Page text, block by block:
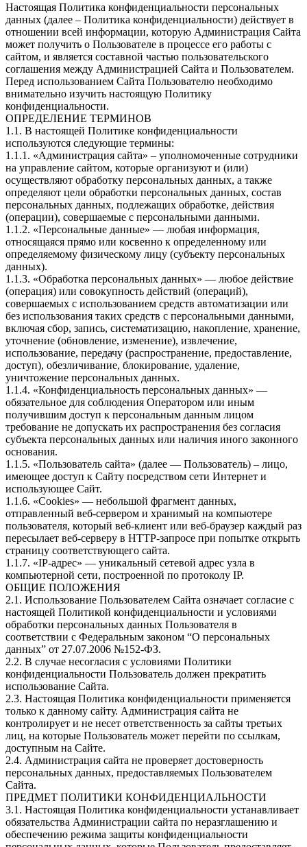
Настоящая Политика конфиденциальности персональных
данных (далее – Политика конфиденциальности) действует в
отношении всей информации, которую Администрация Сайта
может получить о Пользователе в процессе его работы с
сайтом, и является составной частью пользовательского
соглашения между Администрацией Сайта и Пользователем.
Перед использованием Сайта Пользователю необходимо
внимательно изучить настоящую Политику
конфиденциальности.
ОПРЕДЕЛЕНИЕ ТЕРМИНОВ
1.1. В настоящей Политике конфиденциальности
используются следующие термины:
1.1.1. «Администрация сайта» – уполномоченные сотрудники
на управление сайтом, которые организуют и (или)
осуществляют обработку персональных данных, а также
определяют цели обработки персональных данных, состав
персональных данных, подлежащих обработке, действия
(операции), совершаемые с персональными данными.
1.1.2. «Персональные данные» — любая информация,
относящаяся прямо или косвенно к определенному или
определяемому физическому лицу (субъекту персональных
данных).
1.1.3. «Обработка персональных данных» — любое действие
(операция) или совокупность действий (операций),
совершаемых с использованием средств автоматизации или
без использования таких средств с персональными данными,
включая сбор, запись, систематизацию, накопление, хранение,
уточнение (обновление, изменение), извлечение,
использование, передачу (распространение, предоставление,
доступ), обезличивание, блокирование, удаление,
уничтожение персональных данных.
1.1.4. «Конфиденциальность персональных данных» —
обязательное для соблюдения Оператором или иным
получившим доступ к персональным данным лицом
требование не допускать их распространения без согласия
субъекта персональных данных или наличия иного законного
основания.
1.1.5. «Пользователь сайта» (далее — Пользователь) – лицо,
имеющее доступ к Сайту посредством сети Интернет и
использующее Сайт.
1.1.6. «Cookies» — небольшой фрагмент данных,
отправленный веб-сервером и хранимый на компьютере
пользователя, который веб-клиент или веб-браузер каждый раз
пересылает веб-серверу в HTTP-запросе при попытке открыть
страницу соответствующего сайта.
1.1.7. «IP-адрес» — уникальный сетевой адрес узла в
компьютерной сети, построенной по протоколу IP.
ОБЩИЕ ПОЛОЖЕНИЯ
2.1. Использование Пользователем Сайта означает согласие с
настоящей Политикой конфиденциальности и условиями
обработки персональных данных Пользователя в
соответствии с Федеральным законом “О персональных
данных” от 27.07.2006 №152-ФЗ.
2.2. В случае несогласия с условиями Политики
конфиденциальности Пользователь должен прекратить
использование Сайта.
2.3. Настоящая Политика конфиденциальности применяется
только к данному сайту. Администрация сайта не
контролирует и не несет ответственность за сайты третьих
лиц, на которые Пользователь может перейти по ссылкам,
доступным на Сайте.
2.4. Администрация сайта не проверяет достоверность
персональных данных, предоставляемых Пользователем
Сайта.
ПРЕДМЕТ ПОЛИТИКИ КОНФИДЕНЦИАЛЬНОСТИ
3.1. Настоящая Политика конфиденциальности устанавливает
обязательства Администрации сайта по неразглашению и
обеспечению режима защиты конфиденциальности